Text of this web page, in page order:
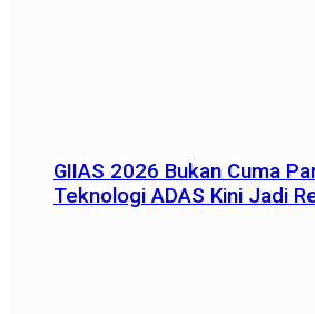
GIIAS 2026 Bukan Cuma
Teknologi ADAS Kini Jadi